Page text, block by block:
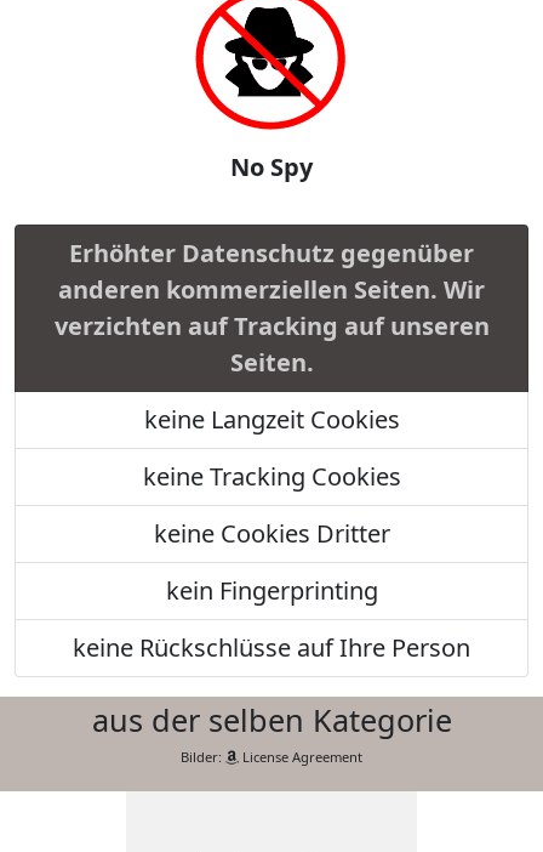
No Spy
Erhöhter Datenschutz gegenüber
anderen kommerziellen Seiten. Wir
verzichten auf Tracking auf unseren
Seiten.
keine Langzeit Cookies
keine Tracking Cookies
keine Cookies Dritter
kein Fingerprinting
keine Rückschlüsse auf Ihre Person
aus der selben Kategorie
Bilder: License Agreement